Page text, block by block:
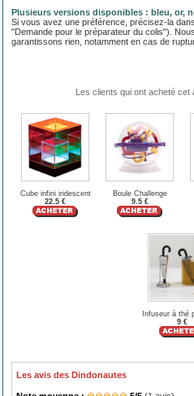
Plusieurs versions disponibles : bleu, or,
Si vous avez une préférence, précisez-la
"Demande pour le préparateur du colis").
garantissons rien, notamment en cas de
Les clients qui ont acheté
Cube infini iridescent
22.5 €
Boule Challenge
9.5 €
Infuseur à thé
9 €
Les avis des Dindonautes